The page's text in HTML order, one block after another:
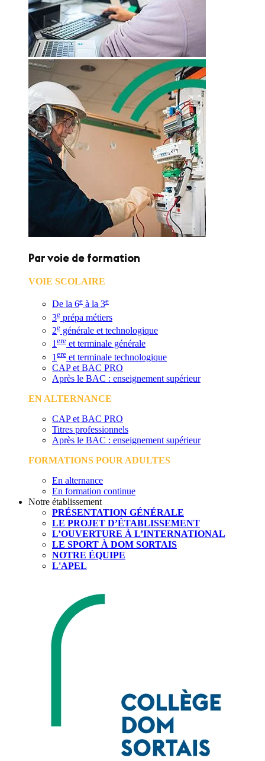
Par voie de formation
VOIE SCOLAIRE
De la 6e à la 3e
3e prépa métiers
2e générale et technologique
1 ere et terminale générale
1 ere et terminale technologique
CAP et BAC PRO
Après le BAC : enseignement supérieur
EN ALTERNANCE
CAP et BAC PRO
Titres professionnels
Après le BAC : enseignement supérieur
FORMATIONS POUR ADULTES
En alternance
En formation continue
Notre établissement
PRÉSENTATION GÉNÉRALE
LE PROJET D’ÉTABLISSEMENT
L’OUVERTURE À L’INTERNATIONAL
LE SPORT À DOM SORTAIS
NOTRE ÉQUIPE
L'APEL